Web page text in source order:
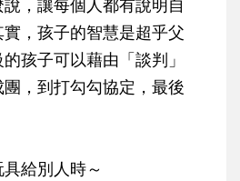
，讓每個人都有說明自
，孩子的智慧是超乎父
孩子可以藉由「談判」
，到打勾勾協定，最後
給別人時～